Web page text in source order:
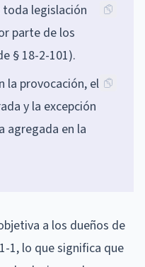
legislación
parte de los
§ 18-2-101).
la provocación, el
y la excepción
agregada en la
a los dueños de
1, lo que significa que